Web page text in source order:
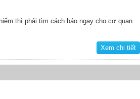
thì phải tìm cách báo ngay cho cơ quan
Xem chi tiết